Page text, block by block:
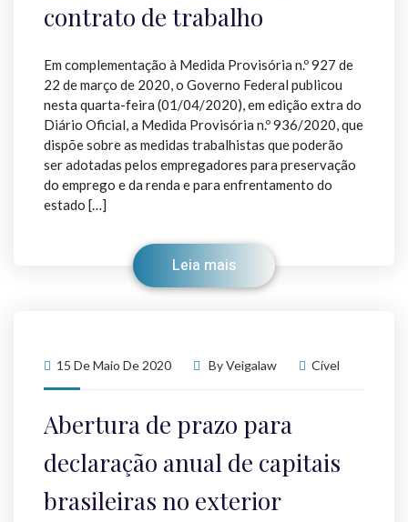
contrato de trabalho
Em complementação à Medida Provisória n.º 927 de
22 de março de 2020, o Governo Federal publicou
nesta quarta-feira (01/04/2020), em edição extra do
Diário Oficial, a Medida Provisória n.º 936/2020, que
dispõe sobre as medidas trabalhistas que poderão
ser adotadas pelos empregadores para preservação
do emprego e da renda e para enfrentamento do
estado […]
Leia mais
15 De Maio De 2020 ByVeigalaw Cível
Abertura de prazo para
declaração anual de capitais
brasileiras no exterior